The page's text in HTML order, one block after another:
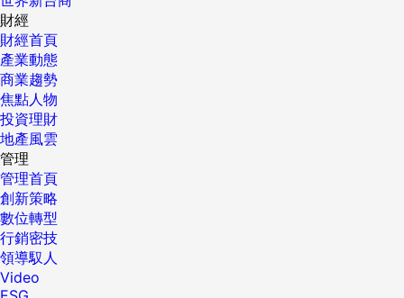
財經
財經首頁
產業動態
商業趨勢
焦點人物
投資理財
地產風雲
管理
管理首頁
創新策略
數位轉型
行銷密技
領導馭人
Video